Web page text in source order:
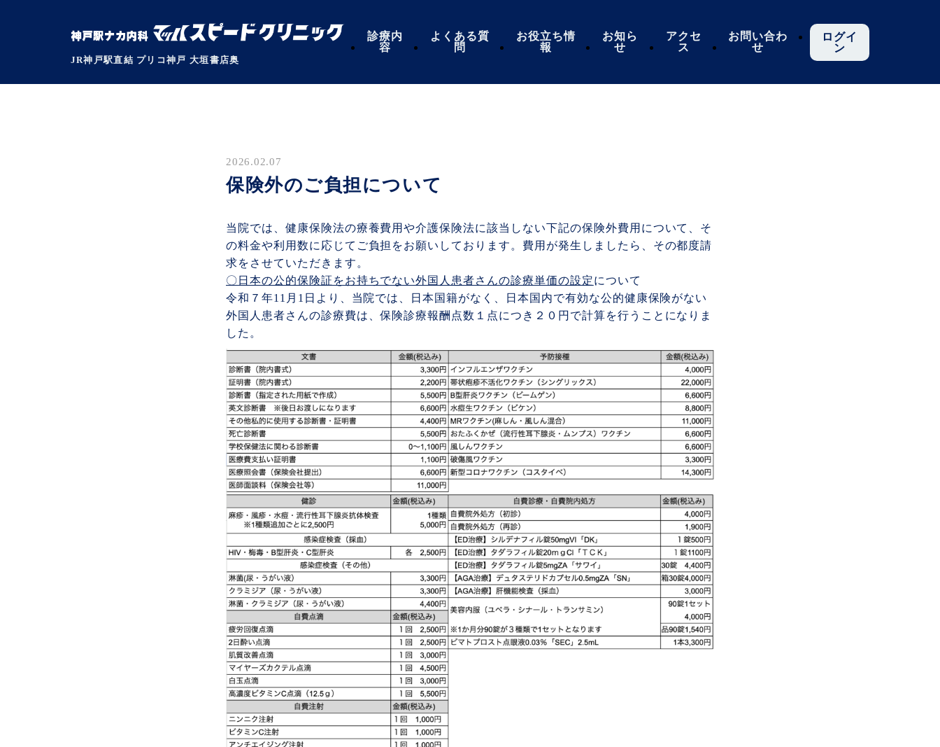
JR神戸駅直結 プリコ神戸 大垣書店奥
診療内
容
よくある質
問
お役立ち情
報
お知ら
せ
アクセ
ス
お問い合わ
せ
ログイ
ン
2026.02.07
保険外のご負担について
当院では、健康保険法の療養費用や介護保険法に該当しない下記の保険外費用について、そ
の料金や利用数に応じてご負担をお願いしております。費用が発生しましたら、その都度請
求をさせていただきます。
〇日本の公的保険証をお持ちでない外国人患者さんの診療単価の設定について
令和７年11月1日より、当院では、日本国籍がなく、日本国内で有効な公的健康保険がない
外国人患者さんの診療費は、保険診療報酬点数１点につき２０円で計算を行うことになりま
した。